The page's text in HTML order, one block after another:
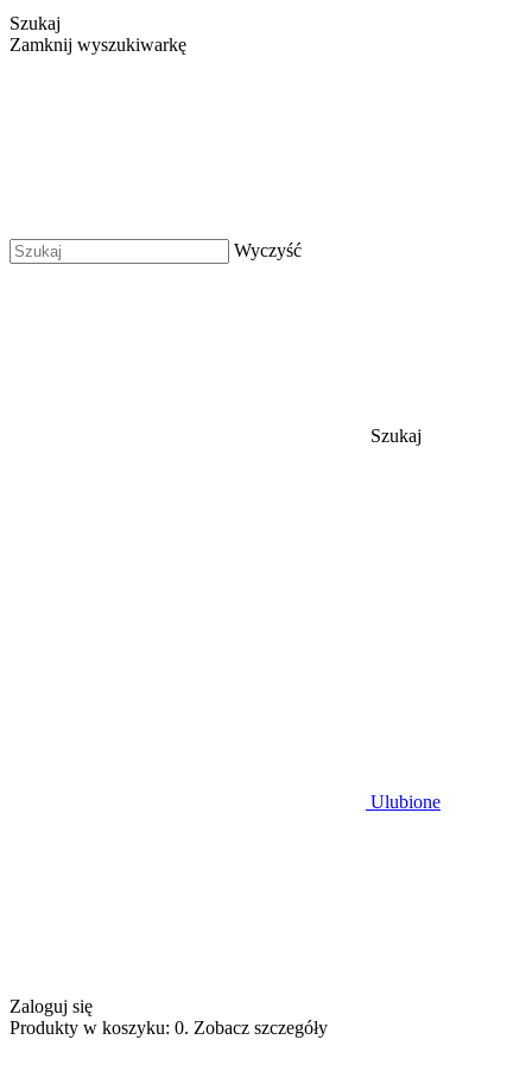
Szukaj
Zamknij wyszukiwarkę
Wyczyść
Szukaj
Ulubione
Zaloguj się
Produkty w koszyku: 0. Zobacz szczegóły